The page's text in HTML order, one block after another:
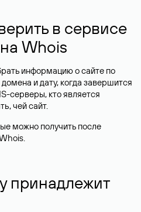
в сервисе
Whois
информацию о сайте по
и дату, когда завершится
серверы, кто является
чей сайт.
можно получить после
принадлежит